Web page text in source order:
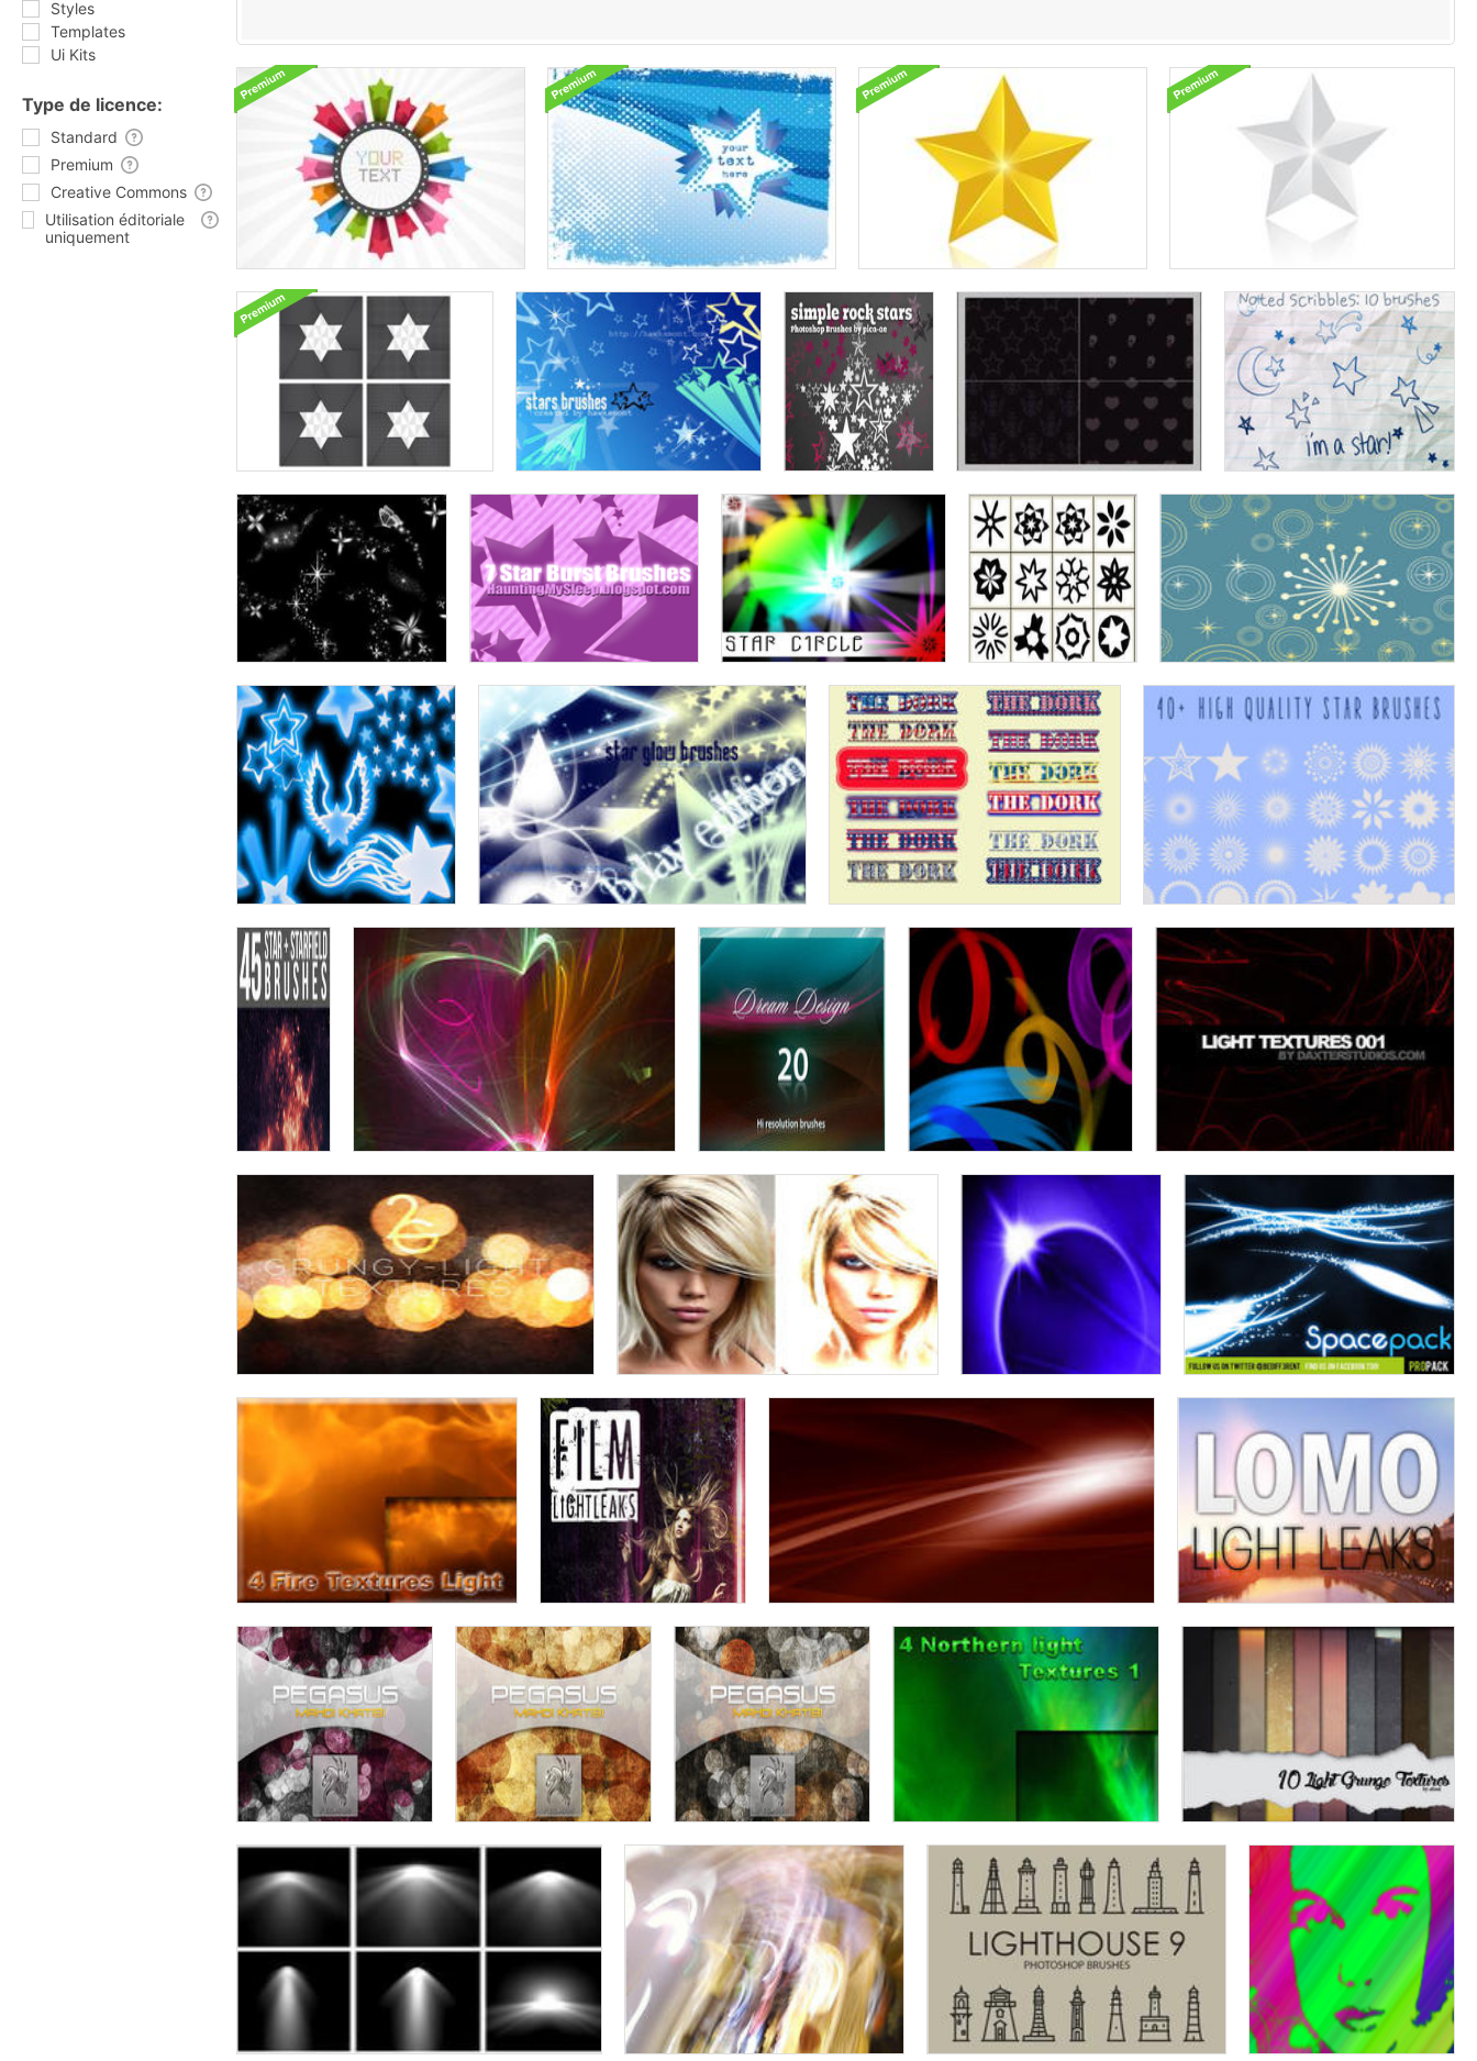
Styles
Templates
Ui Kits
Type de licence:
Standard
Premium
Creative Commons
Utilisation éditoriale
uniquement